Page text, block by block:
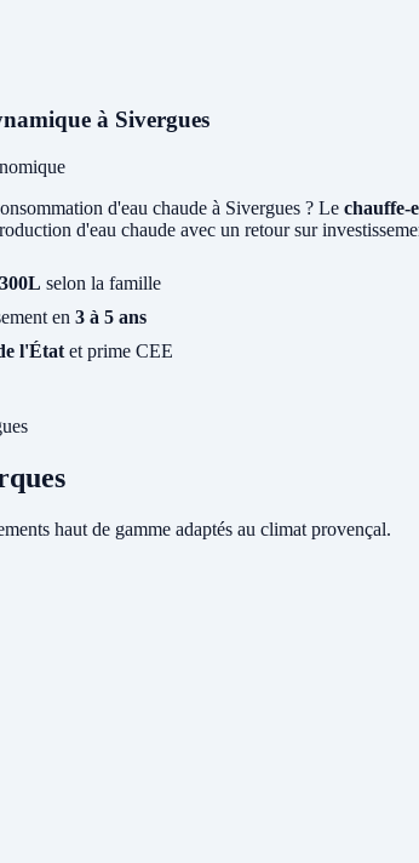
à Sivergues
d'eau chaude à Sivergues ? Le chauffe-
d'eau chaude avec un retour sur
selon la famille
en 3 à 5 ans
l'État et prime CEE
haut de gamme adaptés au climat provençal.